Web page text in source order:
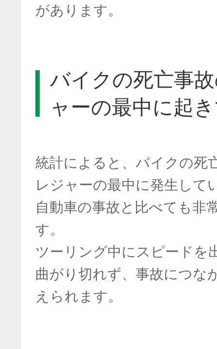
があります。
バイクの死亡事
ャーの最中に起
統計によると、バイクの死
レジャーの最中に発生して
自動車の事故と比べても非
す。
ツーリング中にスピードを
曲がり切れず、事故につな
えられます。